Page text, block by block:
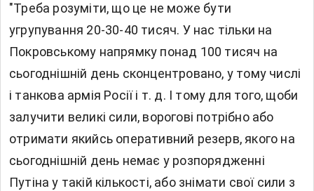
"Треба розуміти, що це не може бути
угрупування 20-30-40 тисяч. У нас тільки на
Покровському напрямку понад 100 тисяч на
сьогоднішній день сконцентровано, у тому числі
і танкова армія Росії і т. д. І тому для того, щоби
залучити великі сили, ворогові потрібно або
отримати якийсь оперативний резерв, якого на
сьогоднішній день немає у розпорядженні
Путіна у такій кількості, або знімати свої сили з